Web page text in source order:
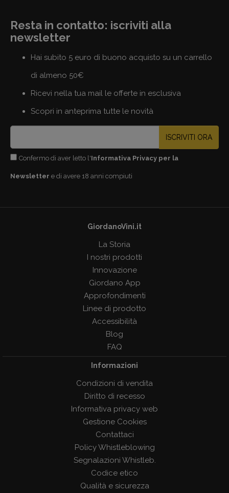
Resta in contatto: iscriviti alla
newsletter
Hai subito 5 euro di buono acquisto su un carrello
di almeno 50€
Ricevi nella tua mail le offerte in esclusiva
Scopri in anteprima tutte le novità
ISCRIVITI ORA
Confermo di aver letto l'Informativa Privacy per la
Newsletter e di avere 18 anni compiuti
GiordanoVini.it
La Storia
I nostri prodotti
Innovazione
Giordano App
Approfondimenti
Linee di prodotto
Accessibilità
Blog
FAQ
Informazioni
Condizioni di vendita
Diritto di recesso
Informativa privacy web
Gestione Cookies
Contattaci
Policy Whistleblowing
Segnalazioni Whistleb.
Codice etico
Qualità e sicurezza